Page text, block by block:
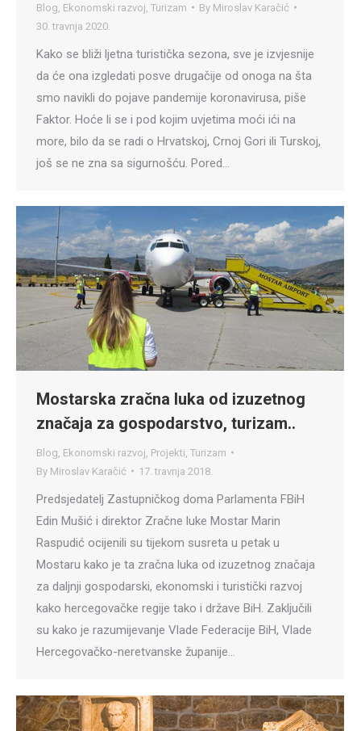
Blog Ekonomski razvoj Turizam By Miroslav Karačić
30. travnja 2020.
Kako se bliži ljetna turistička sezona, sve je izvjesnije
da će ona izgledati posve drugačije od onoga na šta
smo navikli do pojave pandemije koronavirusa, piše
Faktor. Hoće li se i pod kojim uvjetima moći ići na
more, bilo da se radi o Hrvatskoj, Crnoj Gori ili Turskoj,
još se ne zna sa sigurnošću. Pored…
Mostarska zračna luka od izuzetnog
značaja za gospodarstvo, turizam..
Blog Ekonomski razvoj Projekti Turizam
By Miroslav Karačić 17. travnja 2018.
Predsjedatelj Zastupničkog doma Parlamenta FBiH
Edin Mušić i direktor Zračne luke Mostar Marin
Raspudić ocijenili su tijekom susreta u petak u
Mostaru kako je ta zračna luka od izuzetnog značaja
za daljnji gospodarski, ekonomski i turistički razvoj
kako hercegovačke regije tako i države BiH. Zaključili
su kako je razumijevanje Vlade Federacije BiH, Vlade
Hercegovačko-neretvanske županije…